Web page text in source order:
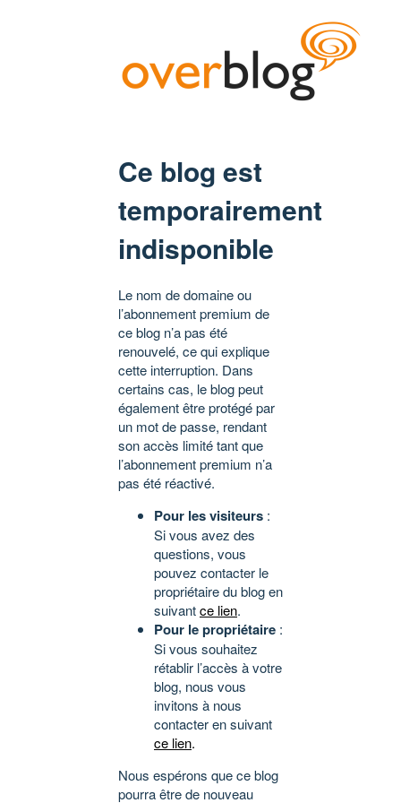
Ce blog est
temporairement
indisponible
Le nom de domaine ou
l’abonnement premium de
ce blog n’a pas été
renouvelé, ce qui explique
cette interruption. Dans
certains cas, le blog peut
également être protégé par
un mot de passe, rendant
son accès limité tant que
l’abonnement premium n’a
pas été réactivé.
Pour les visiteurs :
Si vous avez des
questions, vous
pouvez contacter le
propriétaire du blog en
suivantce lien.
Pour le propriétaire :
Si vous souhaitez
rétablir l’accès à votre
blog, nous vous
invitons à nous
contacter en suivant
ce lien.
Nous espérons que ce blog
pourra être de nouveau